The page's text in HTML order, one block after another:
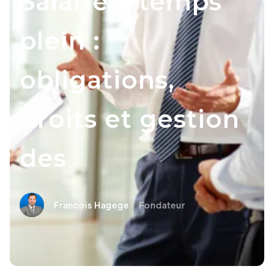
plein :
obligations,
droits et gestion
des
Francois Hagege Fondateur